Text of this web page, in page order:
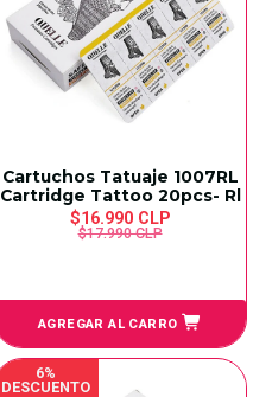
Cartuchos Tatuaje 1007RL
Cartridge Tattoo 20pcs- Rl
$16.990 CLP
$17.990 CLP
AGREGAR AL CARRO
6%
DESCUENTO